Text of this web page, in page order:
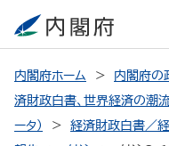
内閣府ホーム 内閣府の
済財政白書、世界経済の潮流
ータ）
経済財政白書／